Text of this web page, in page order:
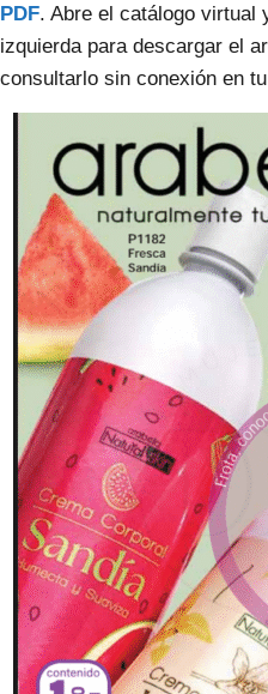
PDF. Abre el catálogo virtual
izquierda para descargar el
consultarlo sin conexión en